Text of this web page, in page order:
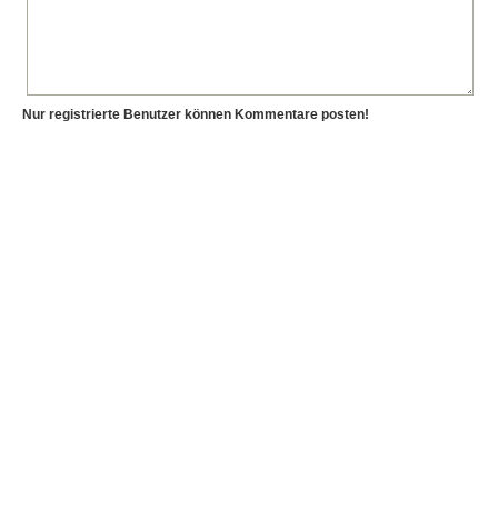
Nur registrierte Benutzer können Kommentare posten!